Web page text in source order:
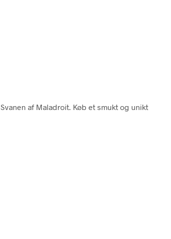
. Svanen af Maladroit. Køb et smukt og unikt